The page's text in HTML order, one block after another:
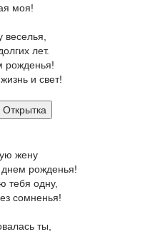
моя!
веселья,
лет.
рожденья!
и свет!
Открытка
жену
рожденья!
тебя одну,
сомненья!
ты,